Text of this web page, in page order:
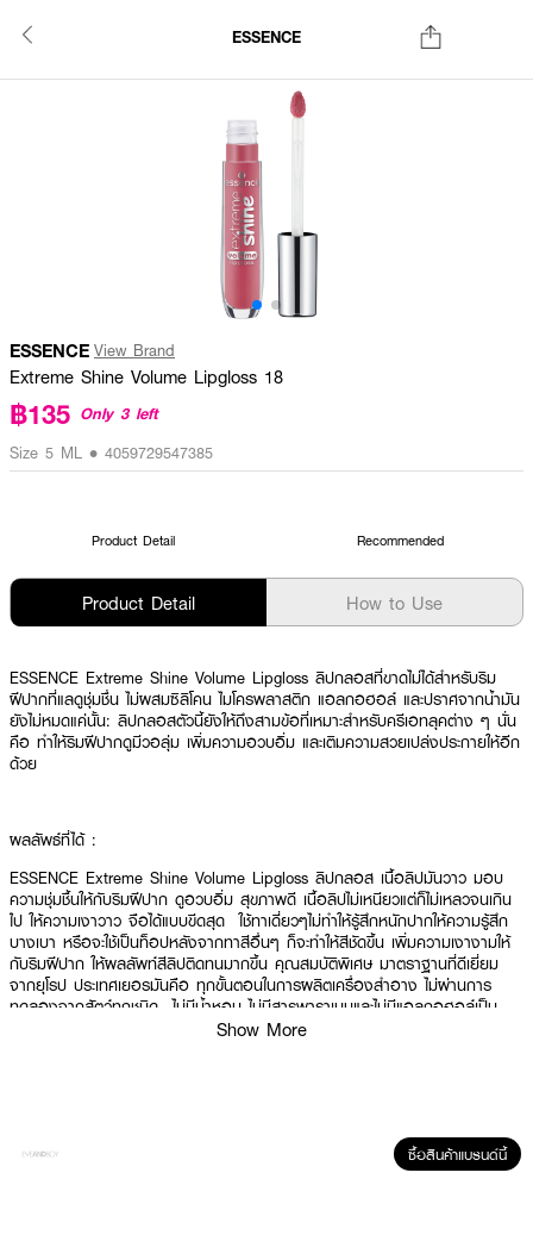
ESSENCE
ESSENCE View Brand
Extreme Shine Volume Lipgloss 18
฿135 Only 3 left
Size 5 ML • 4059729547385
Product Detail Recommended
Product Detail How to Use
ESSENCE Extreme Shine Volume Lipgloss ลิปกลอสที่ขาดไม่ได้สําหรับริม
ฝีปากที่แลดูชุ่มชื่น ไม่ผสมซิลิโคน ไมโครพลาสติก แอลกอฮอล์ และปราศจากน้ำมัน
ยังไม่หมดแค่นั้น: ลิปกลอสตัวนี้ยังให้ถึงสามข้อที่เหมาะสำหรับครีเอทลุคต่าง ๆ นั่น
คือ ทำให้ริมฝีปากดูมีวอลุ่ม เพิ่มความอวบอิ่ม และเติมความสวยเปล่งประกายให้อีก
ด้วย
ผลลัพธ์ที่ได้ :
ESSENCE Extreme Shine Volume Lipgloss ลิปกลอส เนื้อลิปมันวาว มอบ
ความชุ่มชื้นให้กับริมฝีปาก ดูอวบอิ่ม สุขภาพดี เนื้อลิปไม่เหนียวแต่ก็ไม่เหลวจนเกิน
ไป ให้ความเงาวาว จือได้แบบขีดสุด ใช้ทาเดี่ยวๆไม่ทำให้รู้สึกหนักปากให้ความรู้สึก
บางเบา หรือจะใช้เป็นท็อปหลังจากทาสีอื่นๆ ก็จะทำให้สีชัดขึ้น เพิ่มความเงางามให้
กับริมฝีปาก ให้ผลลัพท์สีลิปติดทนมากขึ้น คุณสมบัติพิเศษ มาตราฐานที่ดีเยี่ยม
จากยุโรป ประเทศเยอรมันคือ ทุกขั้นตอนในการผลิตเครื่องสำอาง ไม่ผ่านการ
ทดลองจากสัตว์ทุกชนิด ไม่มีน้ำหอม ไม่มีสารพาราเบนและไม่มีแอลกอฮอล์เป็น
Show More
ซื้อสินค้าแบรนด์นี้